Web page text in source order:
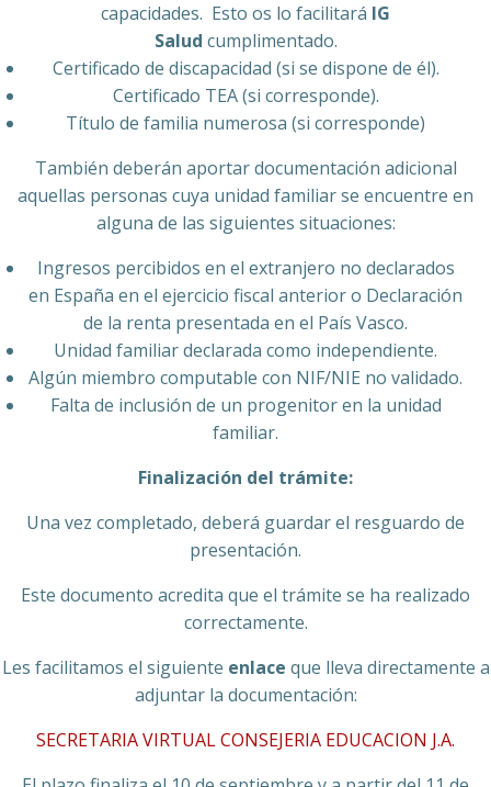
capacidades. Esto os lo facilitará IG
Salud cumplimentado.
Certificado de discapacidad (si se dispone de él).
Certificado TEA (si corresponde).
Título de familia numerosa (si corresponde)
También deberán aportar documentación adicional
aquellas personas cuya unidad familiar se encuentre en
alguna de las siguientes situaciones:
Ingresos percibidos en el extranjero no declarados
en España en el ejercicio fiscal anterior o Declaración
de la renta presentada en el País Vasco.
Unidad familiar declarada como independiente.
Algún miembro computable con NIF/NIE no validado.
Falta de inclusión de un progenitor en la unidad
familiar.
Finalización del trámite:
Una vez completado, deberá guardar el resguardo de
presentación.
Este documento acredita que el trámite se ha realizado
correctamente.
Les facilitamos el siguiente enlace que lleva directamente a
adjuntar la documentación:
SECRETARIA VIRTUAL CONSEJERIA EDUCACION J.A.